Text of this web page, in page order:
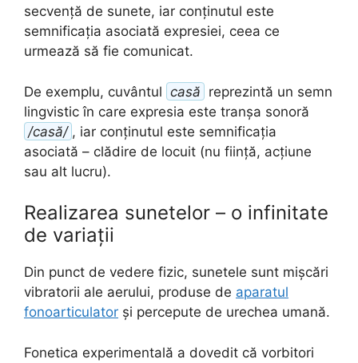
secvență de sunete, iar conținutul este
semnificația asociată expresiei, ceea ce
urmează să fie comunicat.
De exemplu, cuvântul casă reprezintă un semn
lingvistic în care expresia este tranșa sonoră
/casă/ , iar conținutul este semnificația
asociată – clădire de locuit (nu ființă, acțiune
sau alt lucru).
Realizarea sunetelor – o infinitate
de variații
Din punct de vedere fizic, sunetele sunt mișcări
vibratorii ale aerului, produse de aparatul
fonoarticulator și percepute de urechea umană.
Fonetica experimentală a dovedit că vorbitori